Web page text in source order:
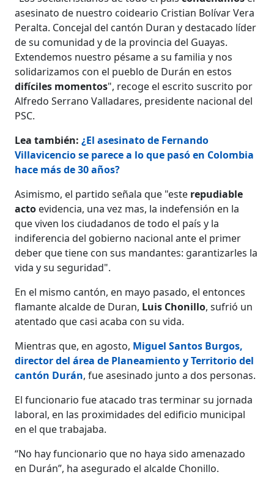
asesinato de nuestro coideario Cristian Bolívar Vera
Peralta. Concejal del cantón Duran y destacado líder
de su comunidad y de la provincia del Guayas.
Extendemos nuestro pésame a su familia y nos
solidarizamos con el pueblo de Durán en estos
difíciles momentos", recoge el escrito suscrito por
Alfredo Serrano Valladares, presidente nacional del
PSC.
Lea también:¿El asesinato de Fernando
Villavicencio se parece a lo que pasó en Colombia
hace más de 30 años?
Asimismo, el partido señala que "este repudiable
acto evidencia, una vez mas, la indefensión en la
que viven los ciudadanos de todo el país y la
indiferencia del gobierno nacional ante el primer
deber que tiene con sus mandantes: garantizarles la
vida y su seguridad".
En el mismo cantón, en mayo pasado, el entonces
flamante alcalde de Duran, Luis Chonillo, sufrió un
atentado que casi acaba con su vida.
Mientras que, en agosto, Miguel Santos Burgos,
director del área de Planeamiento y Territorio del
cantón Durán, fue asesinado junto a dos personas.
El funcionario fue atacado tras terminar su jornada
laboral, en las proximidades del edificio municipal
en el que trabajaba.
“No hay funcionario que no haya sido amenazado
en Durán”, ha asegurado el alcalde Chonillo.